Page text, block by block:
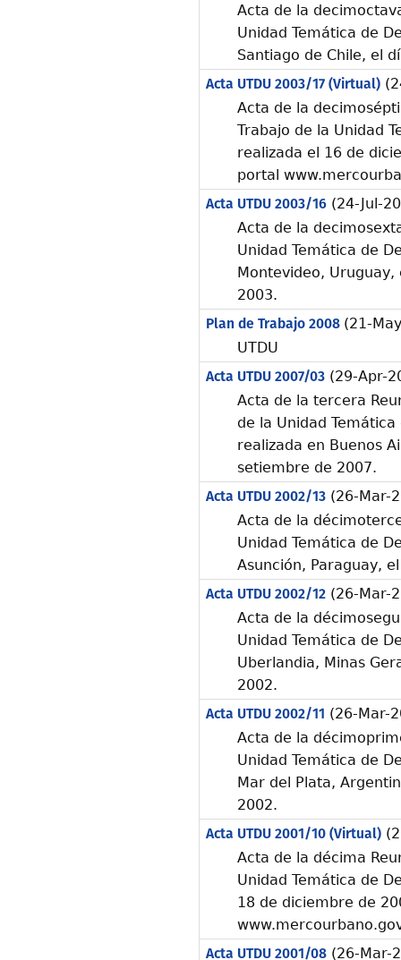
Acta de la
Unidad Temática de
Santiago de Chile, el
Acta UTDU 2003/17 (Virtual)
Acta de la
Trabajo de la Unidad
realizada el 16 de
portal
Acta UTDU 2003/16(24-Jul-
Acta de la
Unidad Temática de
Montevideo,
2003.
Plan de Trabajo 2008 (21-
UTDU
Acta UTDU 2007/03(29-Apr-
Acta de la tercera
de la Unidad
realizada en Buenos
setiembre de 2007.
Acta UTDU 2002/13(26-Mar-
Acta de la
Unidad Temática de
Asunción, Paraguay,
Acta UTDU 2002/12(26-Mar-
Acta de la
Unidad Temática de
Uberlandia, Minas
2002.
Acta UTDU 2002/11 (26-Mar-
Acta de la
Unidad Temática de
Mar del Plata,
2002.
Acta UTDU 2001/10 (Virtual)
Acta de la décima
Unidad Temática de
18 de diciembre de
Acta UTDU 2001/08(26-Mar-